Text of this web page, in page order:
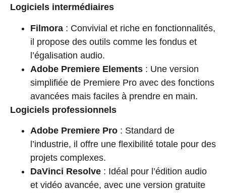
Logiciels intermédiaires
Filmora : Convivial et riche en fonctionnalités,
il propose des outils comme les fondus et
l’égalisation audio.
Adobe Premiere Elements : Une version
simplifiée de Premiere Pro avec des fonctions
avancées mais faciles à prendre en main.
Logiciels professionnels
Adobe Premiere Pro : Standard de
l’industrie, il offre une flexibilité totale pour des
projets complexes.
DaVinci Resolve : Idéal pour l’édition audio
et vidéo avancée, avec une version gratuite